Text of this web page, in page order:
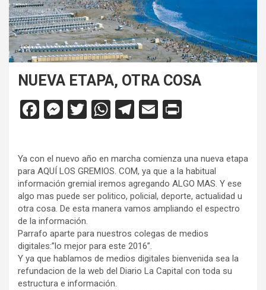
NUEVA ETAPA, OTRA COSA
F
b
o
o
k
M
n
g
er
T
er
W
s
A
p
T
gr
a
m
E
ri
e
n
y
Ya con el nuevo año en marcha comienza una nueva etapa
para AQUÍ LOS GREMIOS. COM, ya que a la habitual
información gremial iremos agregando ALGO MAS. Y ese
algo mas puede ser politico, policial, deporte, actualidad u
otra cosa. De esta manera vamos ampliando el espectro
de la información.
Parrafo aparte para nuestros colegas de medios
digitales:”lo mejor para este 2016”.
Y ya que hablamos de medios digitales bienvenida sea la
refundacion de la web del Diario La Capital con toda su
estructura e información.